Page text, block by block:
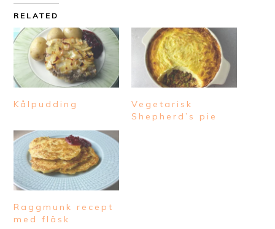
RELATED
Kålpudding
Vegetarisk
Shepherd’s pie
Raggmunk recept
med fläsk